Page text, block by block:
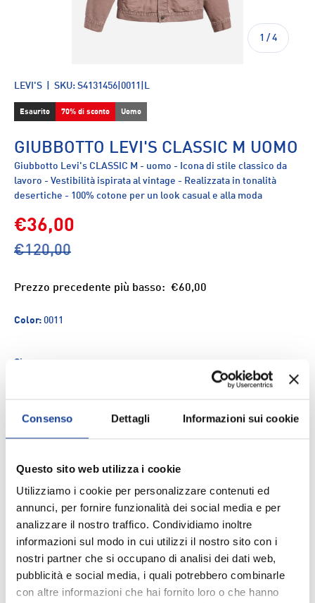
Consenso Dettagli Informazioni sui cookie
Questo sito web utilizza i cookie
Utilizziamo i cookie per personalizzare contenuti ed
annunci, per fornire funzionalità dei social media e per
analizzare il nostro traffico. Condividiamo inoltre
informazioni sul modo in cui utilizzi il nostro sito con i
nostri partner che si occupano di analisi dei dati web,
pubblicità e social media, i quali potrebbero combinarle
con altre informazioni che hai fornito loro o che hanno
1 / di
4
LEVI'S SKU: S4131456|0011|L
Esaurito 70% di sconto Uomo
GIUBBOTTO LEVI'S CLASSIC M UOMO
Giubbotto Levi's CLASSIC M - uomo - Icona di stile classico da
lavoro - Vestibilità ispirata al vintage - Realizzata in tonalità
desertiche - 100% cotone per un look casual e alla moda
€36,00
€120,00
Prezzo precedente più basso: €60,00
Color: 0011
Size
-
ESAURITO
Aggiungi ai Preferiti
Spedizione e consegna
DESCRIZIONE